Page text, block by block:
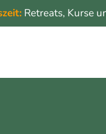
Retreats, Kurse